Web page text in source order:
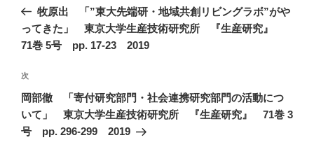
ビ
ー
シ
ョ
ン
の
稿
牧原出 「”東大先端研・地域共創リビングラボ”がや
ってきた」 東京大学生産技術研究所 『生産研究』
71巻 5号 pp. 17-23 2019
次
の
投
稿
次
岡部徹 「寄付研究部門・社会連携研究部門の活動につ
いて」 東京大学生産技術研究所 『生産研究』 71巻 3
号 pp. 296-299 2019